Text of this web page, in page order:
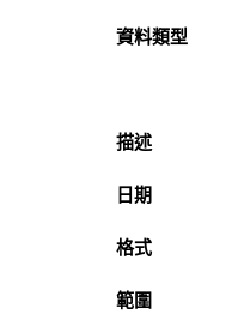
資料類型
描述
日期
格式
範圍